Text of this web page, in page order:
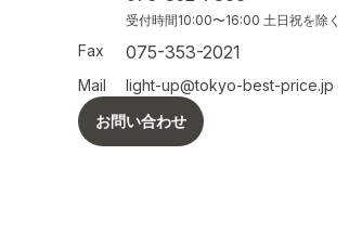
受付時間10:00〜16:00 土日祝を除く
Fax 075-353-2021
Mail
light-up@tokyo-best-price.jp
お問い合わせ